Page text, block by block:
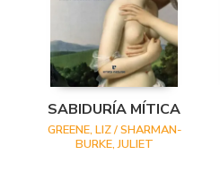
SABIDURÍA MÍTICA
GREENE, LIZ / SHARMAN-
BURKE, JULIET